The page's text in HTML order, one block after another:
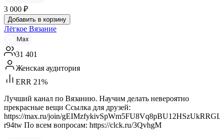
3 000 ₽
Добавить в корзину
Лёгкое Вязание
Max
31 401
Женская аудитория
ERR 21%
Лучший канал по Вязанию. Научим делать невероятно
прекрасные вещи Ссылка для друзей:
https://max.ru/join/
r94tw По всем вопросам: https://clck.ru/3QvhgM